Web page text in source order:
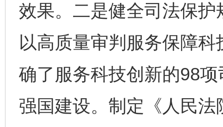
效果。二是健全司法保
以高质量审判服务保障
确了服务科技创新的98
强国建设。制定《人民